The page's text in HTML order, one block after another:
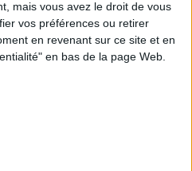
mais vous avez le droit de vous
vos préférences ou retirer
en revenant sur ce site et en
en bas de la page Web.